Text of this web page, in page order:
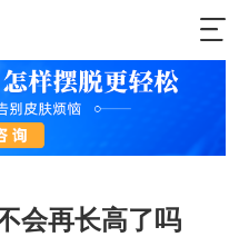
会再长高了吗